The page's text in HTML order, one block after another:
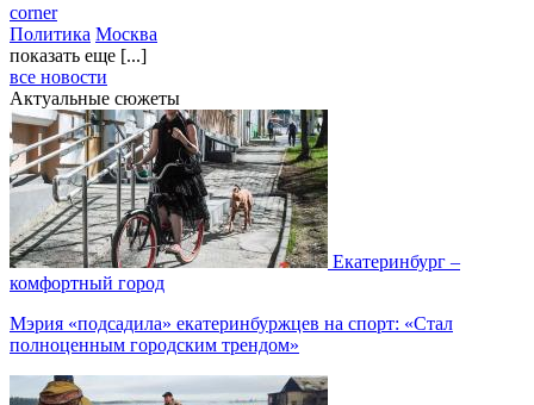
corner
Политика Москва
показать еще [...]
все новости
Актуальные сюжеты
Екатеринбург –
комфортный город
Мэрия «подсадила» екатеринбуржцев на спорт: «Стал
полноценным городским трендом»